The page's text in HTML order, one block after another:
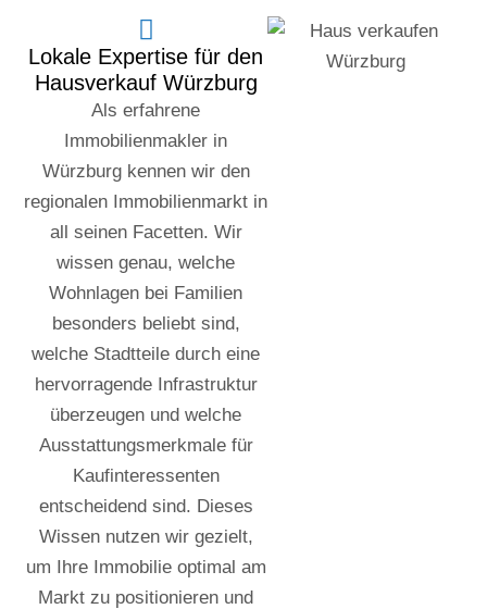
Lokale Expertise für den
Hausverkauf Würzburg
Als erfahrene
Immobilienmakler in
Würzburg kennen wir den
regionalen Immobilienmarkt in
all seinen Facetten. Wir
wissen genau, welche
Wohnlagen bei Familien
besonders beliebt sind,
welche Stadtteile durch eine
hervorragende Infrastruktur
überzeugen und welche
Ausstattungsmerkmale für
Kaufinteressenten
entscheidend sind. Dieses
Wissen nutzen wir gezielt,
um Ihre Immobilie optimal am
Markt zu positionieren und